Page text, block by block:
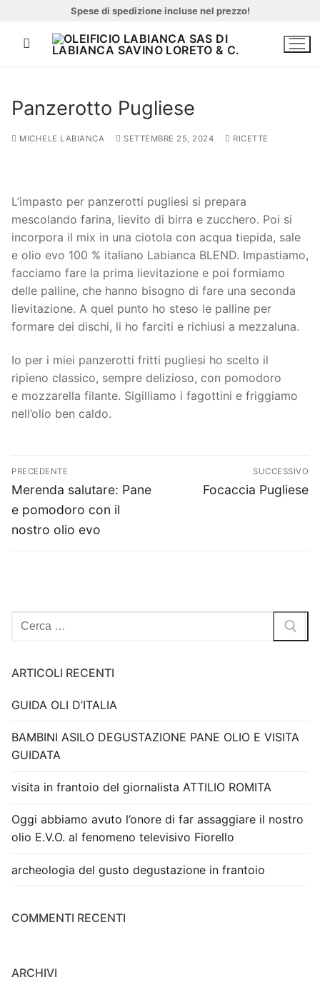
contenuto
Spese di spedizione incluse nel prezzo!
Cerca:
Azienda
Chi siamo
Prodotti
Impianto continuo
Blog
News ed Eventi
Panzerotto Pugliese
MICHELE LABIANCA SETTEMBRE 25, 2024 RICETTE
L’impasto per panzerotti pugliesi si prepara
mescolando farina, lievito di birra e zucchero. Poi si
incorpora il mix in una ciotola con acqua tiepida, sale
e olio evo 100 % italiano Labianca BLEND. Impastiamo,
facciamo fare la prima lievitazione e poi formiamo
delle palline, che hanno bisogno di fare una seconda
lievitazione. A quel punto ho steso le palline per
formare dei dischi, li ho farciti e richiusi a mezzaluna.
Io per i miei panzerotti fritti pugliesi ho scelto il
ripieno classico, sempre delizioso, con pomodoro
e mozzarella filante. Sigilliamo i fagottini e friggiamo
nell’olio ben caldo.
Navigazione
articoli
PRECEDENTE
Articolo
precedente:
Merenda salutare: Pane
e pomodoro con il
nostro olio evo
SUCCESSIVO
Articolo
Focaccia Pugliese
Cerca:
ARTICOLI RECENTI
GUIDA OLI D’ITALIA
BAMBINI ASILO DEGUSTAZIONE PANE OLIO E VISITA
GUIDATA
visita in frantoio del giornalista ATTILIO ROMITA
Oggi abbiamo avuto l’onore di far assaggiare il nostro
olio E.V.O. al fenomeno televisivo Fiorello
archeologia del gusto degustazione in frantoio
COMMENTI RECENTI
ARCHIVI